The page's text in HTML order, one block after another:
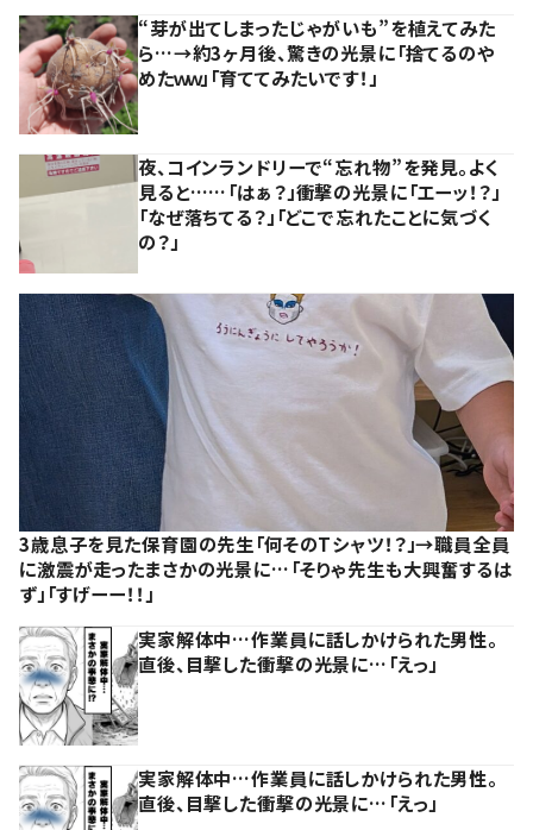
“芽が出てしまったじゃがいも”を植えてみた
ら…→約3ヶ月後、驚きの光景に「捨てるのや
めたｗｗ」「育ててみたいです！」
夜、コインランドリーで“忘れ物”を発見。よく
見ると……「はぁ？」衝撃の光景に「エーッ！？」
「なぜ落ちてる？」「どこで忘れたことに気づく
の？」
3歳息子を見た保育園の先生「何そのTシャツ！？」→職員全員
に激震が走ったまさかの光景に…「そりゃ先生も大興奮するは
ず」「すげーー！！」
実家解体中…作業員に話しかけられた男性。
直後、目撃した衝撃の光景に…「えっ」
実家解体中…作業員に話しかけられた男性。
直後、目撃した衝撃の光景に…「えっ」